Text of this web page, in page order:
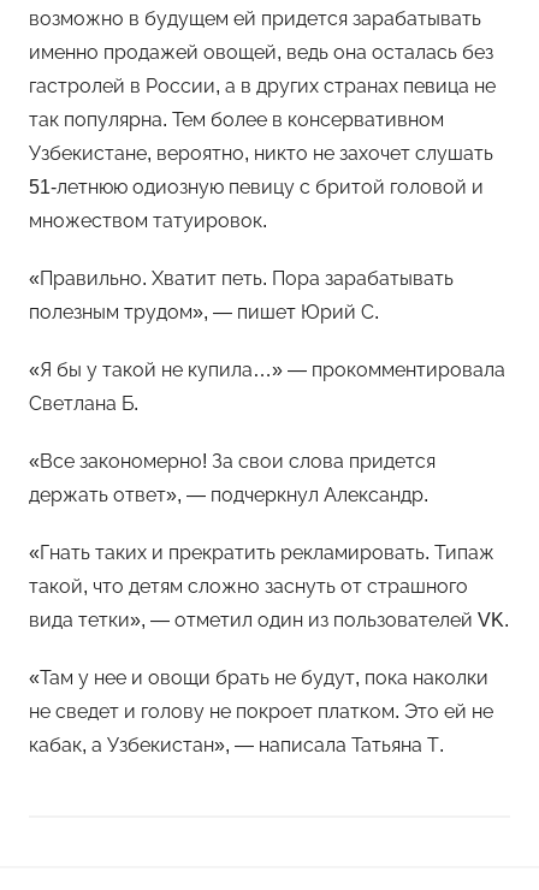
возможно в будущем ей придется зарабатывать
именно продажей овощей, ведь она осталась без
гастролей в России, а в других странах певица не
так популярна. Тем более в консервативном
Узбекистане, вероятно, никто не захочет слушать
51-летнюю одиозную певицу с бритой головой и
множеством татуировок.
«Правильно. Хватит петь. Пора зарабатывать
полезным трудом», — пишет Юрий С.
«Я бы у такой не купила…» — прокомментировала
Светлана Б.
«Все закономерно! За свои слова придется
держать ответ», — подчеркнул Александр.
«Гнать таких и прекратить рекламировать. Типаж
такой, что детям сложно заснуть от страшного
вида тетки», — отметил один из пользователей VK.
«Там у нее и овощи брать не будут, пока наколки
не сведет и голову не покроет платком. Это ей не
кабак, а Узбекистан», — написала Татьяна Т.